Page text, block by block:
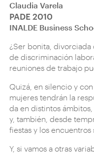
Claudia Varela
PADE 2010
INALDE Business
¿Ser bonita,
de discriminación
reuniones de trabajo
Quizá, en silencio y
mujeres tendrán la
da en distintos
y, también, desde
fiestas y los encuentros
Y, si vamos a otras